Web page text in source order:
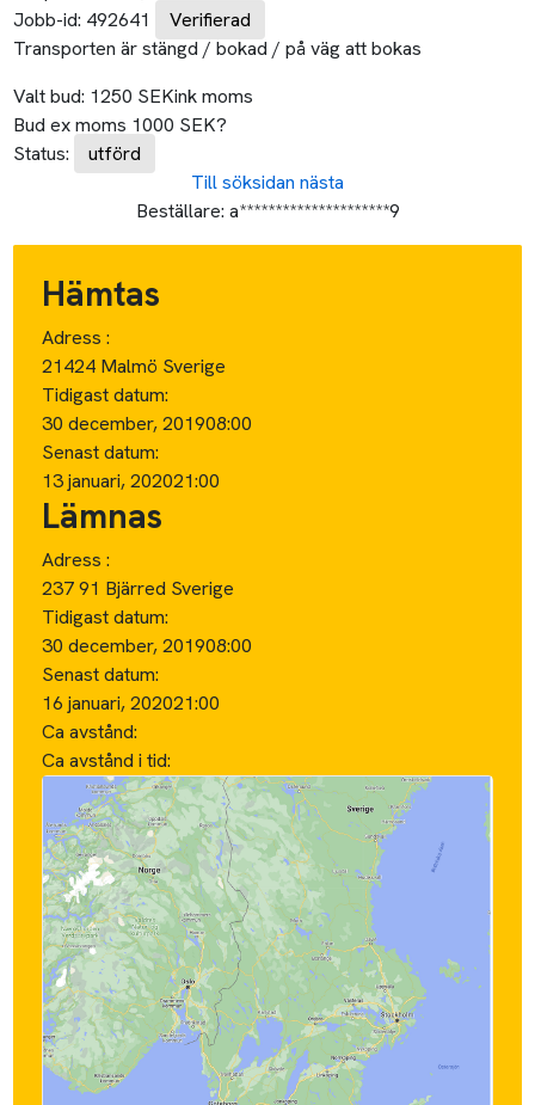
Jobb-id: 492641
Verifierad
Transporten är stängd / bokad / på väg att bokas
Valt bud: 1250 SEKink moms
Bud ex moms 1000 SEK?
Status:
utförd
Till söksidan nästa
Beställare: a*********************9
Hämtas
Adress :
21424 Malmö Sverige
Tidigast datum:
30 december, 201908:00
Senast datum:
13 januari, 202021:00
Lämnas
Adress :
237 91 Bjärred Sverige
Tidigast datum:
30 december, 201908:00
Senast datum:
16 januari, 202021:00
Ca avstånd:
Ca avstånd i tid: